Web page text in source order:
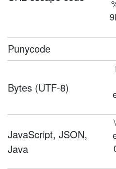
Punycode
Bytes (UTF-8)
JavaScript, JSON,
Java